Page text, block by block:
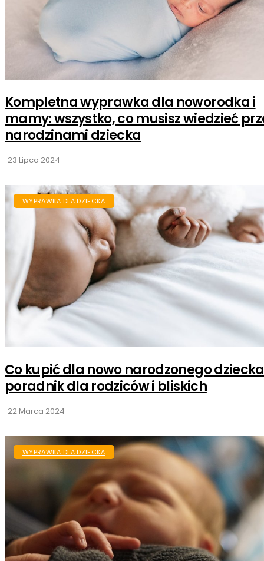
Kompletna wyprawka dla noworodka i
mamy: wszystko, co musisz wiedzieć
narodzinami dziecka
23 Lipca 2024
WYPRAWKA DLA DZIECKA
Co kupić dla nowo narodzonego
poradnik dla rodziców i bliskich
22 Marca 2024
WYPRAWKA DLA DZIECKA